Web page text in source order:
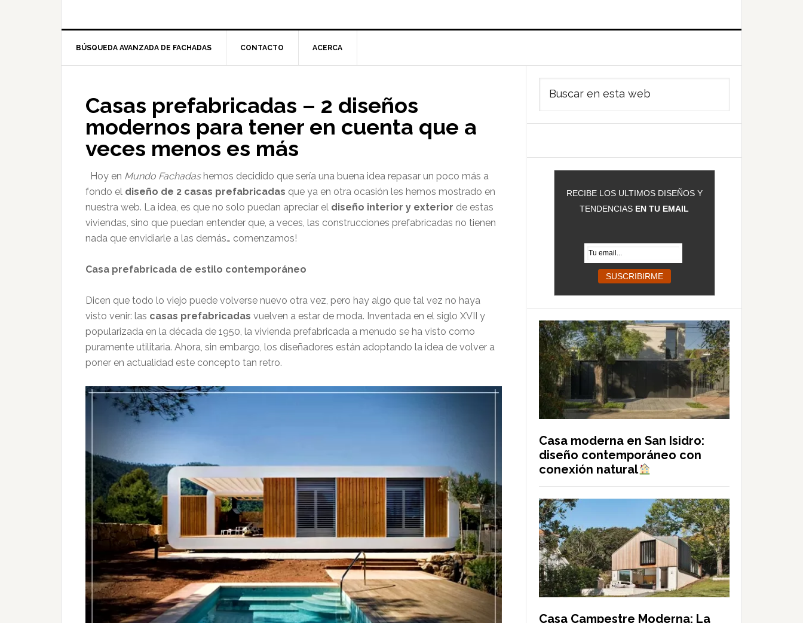
BÚSQUEDA AVANZADA DE FACHADAS CONTACTO ACERCA
Casas prefabricadas – 2 diseños
modernos para tener en cuenta que a
veces menos es más
Hoy en Mundo Fachadashemos decidido que sería una buena idea repasar un poco más a
fondo el diseño de 2 casas prefabricadas que ya en otra ocasión les hemos mostrado en
nuestra web. La idea, es que no solo puedan apreciar el diseño interior y exterior de estas
viviendas, sino que puedan entender que, a veces, las construcciones prefabricadas no tienen
nada que envidiarle a las demás… comenzamos!
Casa prefabricada de estilo contemporáneo
Dicen que todo lo viejo puede volverse nuevo otra vez, pero hay algo que tal vez no haya
visto venir: las casas prefabricadas vuelven a estar de moda. Inventada en el siglo XVII y
popularizada en la década de 1950, la vivienda prefabricada a menudo se ha visto como
puramente utilitaria. Ahora, sin embargo, los diseñadores están adoptando la idea de volver a
poner en actualidad este concepto tan retro.
Barra
lateral
principal
RECIBE LOS ULTIMOS DISEÑOS Y
TENDENCIAS EN TU EMAIL
Casa moderna en San Isidro:
diseño contemporáneo con
conexión natural
Casa Campestre Moderna: La